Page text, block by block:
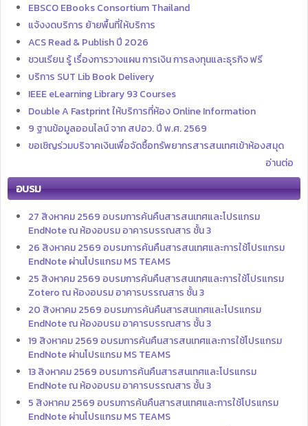
EBSCO EBooks Consortium Thailand
แจ้งงดบริการ ย้ายพื้นที่ให้บริการ
ACS Read & Publish ปี 2026
ชวนเรียน รู้ เรื่องการวางแผน การเงิน การลงทุนและธุรกิจ ฟรี
บริการ SUT Lib Book Delivery
IEEE eLearning Library 93 Courses
Double A Fastprint ให้บริการที่ห้อง Online Information
9 ฐานข้อมูลออนไลน์ จาก สปอว. ปี พ.ศ. 2569
ขอเชิญร่วมบริจาคเงินเพื่อจัดซื้อทรัพยากรสารสนเทศเข้าห้องสมุด
อ่านต่อ
อบรม
27 สิงหาคม 2569 อบรมการค้นคืนสารสนเทศและโปรแกรม
EndNote ณ ห้องอบรม อาคารบรรณสาร ชั้น 3
26 สิงหาคม 2569 อบรมการค้นคืนสารสนเทศและการใช้โปรแกรม
EndNote ผ่านโปรแกรม MS TEAMS
25 สิงหาคม 2569 อบรมการค้นคืนสารสนเทศและการใช้โปรแกรม
Zotero ณ ห้องอบรม อาคารบรรณสาร ชั้น 3
20 สิงหาคม 2569 อบรมการค้นคืนสารสนเทศและโปรแกรม
EndNote ณ ห้องอบรม อาคารบรรณสาร ชั้น 3
19 สิงหาคม 2569 อบรมการค้นคืนสารสนเทศและการใช้โปรแกรม
EndNote ผ่านโปรแกรม MS TEAMS
13 สิงหาคม 2569 อบรมการค้นคืนสารสนเทศและโปรแกรม
EndNote ณ ห้องอบรม อาคารบรรณสาร ชั้น 3
5 สิงหาคม 2569 อบรมการค้นคืนสารสนเทศและการใช้โปรแกรม
EndNote ผ่านโปรแกรม MS TEAMS